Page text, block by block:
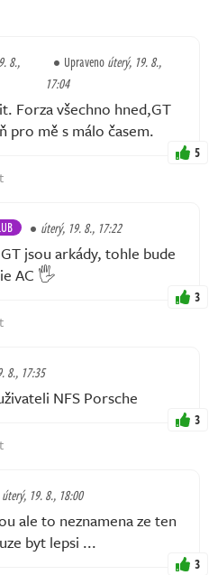
8.,
Upravenoúterý, 19. 8.,
17:04
Forza všechno hned,GT
pro mě s málo časem.
5
úterý, 19. 8., 17:22
jsou arkády, tohle bude
AC 🖐️
3
8., 17:35
NFS Porsche
3
úterý, 19. 8., 18:00
ale to neznamena ze ten
byt lepsi ...
3